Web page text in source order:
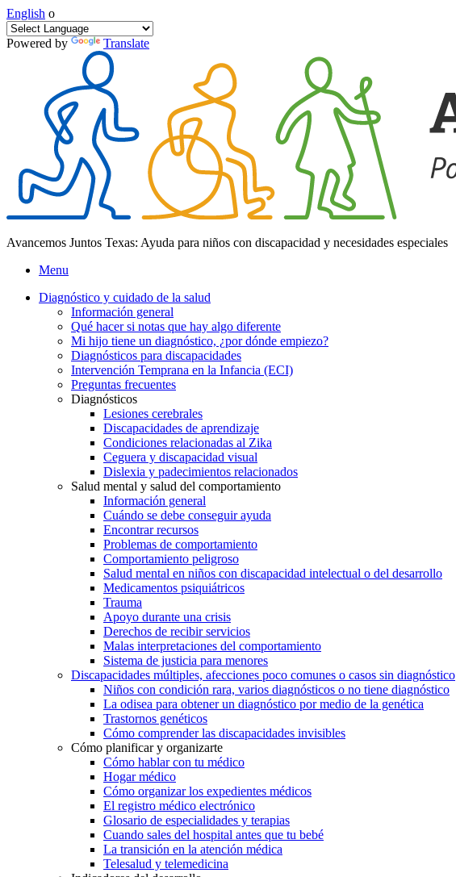
English o
Powered by Translate
Avancemos Juntos Texas: Ayuda para niños con discapacidad y necesidades especiales
Menu
Diagnóstico y cuidado de la salud
Información general
Qué hacer si notas que hay algo diferente
Mi hijo tiene un diagnóstico, ¿por dónde empiezo?
Diagnósticos para discapacidades
Intervención Temprana en la Infancia (ECI)
Preguntas frecuentes
Diagnósticos
Lesiones cerebrales
Discapacidades de aprendizaje
Condiciones relacionadas al Zika
Ceguera y discapacidad visual
Dislexia y padecimientos relacionados
Salud mental y salud del comportamiento
Información general
Cuándo se debe conseguir ayuda
Encontrar recursos
Problemas de comportamiento
Comportamiento peligroso
Salud mental en niños con discapacidad intelectual o del desarrollo
Medicamentos psiquiátricos
Trauma
Apoyo durante una crisis
Derechos de recibir servicios
Malas interpretaciones del comportamiento
Sistema de justicia para menores
Discapacidades múltiples, afecciones poco comunes o casos sin diagnóstico
Niños con condición rara, varios diagnósticos o no tiene diagnóstico
La odisea para obtener un diagnóstico por medio de la genética
Trastornos genéticos
Cómo comprender las discapacidades invisibles
Cómo planificar y organizarte
Cómo hablar con tu médico
Hogar médico
Cómo organizar los expedientes médicos
El registro médico electrónico
Glosario de especialidades y terapias
Cuando sales del hospital antes que tu bebé
La transición en la atención médica
Telesalud y telemedicina